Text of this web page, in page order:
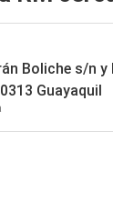
Boliche s/n y
Guayaquil